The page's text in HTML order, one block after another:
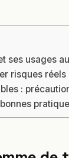
ses usages
risques
: